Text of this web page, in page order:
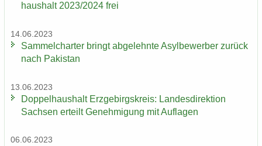
haus­halt 2023/2024 frei
14.06.2023
Sam­mel­char­ter bringt ab­ge­lehn­te Asyl­be­wer­ber zu­rück
nach Pa­ki­stan
13.06.2023
Dop­pel­haus­halt Erz­ge­birgs­kreis: Lan­des­di­rek­ti­on
Sach­sen er­teilt Ge­neh­mi­gung mit Auf­la­gen
06.06.2023